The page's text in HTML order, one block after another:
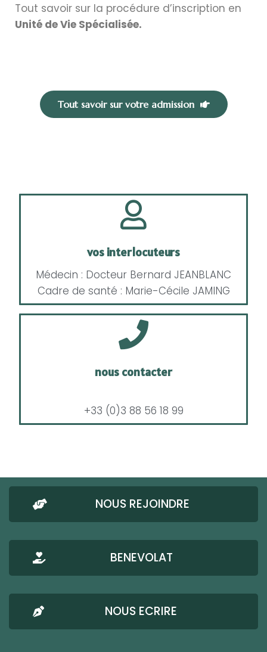
Tout savoir sur la procédure d’inscription en
Unité de Vie Spécialisée.
Tout savoir sur votre admission
vos interlocuteurs
Médecin : Docteur Bernard JEANBLANC
Cadre de santé : Marie-Cécile JAMING
nous contacter
+33 (0)3 88 56 18 99
NOUS REJOINDRE
BENEVOLAT
NOUS ECRIRE